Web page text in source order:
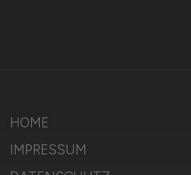
HOME
IMPRESSUM